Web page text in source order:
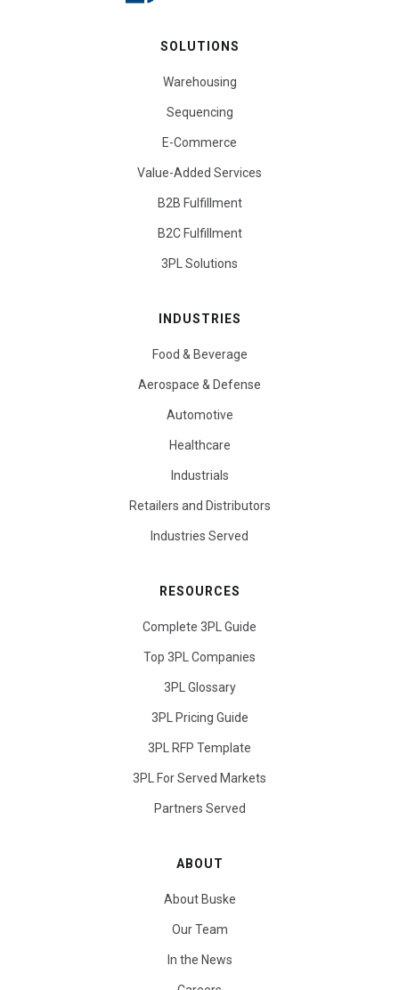
SOLUTIONS
Warehousing
Sequencing
E-Commerce
Value-Added Services
B2B Fulfillment
B2C Fulfillment
3PL Solutions
INDUSTRIES
Food & Beverage
Aerospace & Defense
Automotive
Healthcare
Industrials
Retailers and Distributors
Industries Served
RESOURCES
Complete 3PL Guide
Top 3PL Companies
3PL Glossary
3PL Pricing Guide
3PL RFP Template
3PL For Served Markets
Partners Served
ABOUT
About Buske
Our Team
In the News